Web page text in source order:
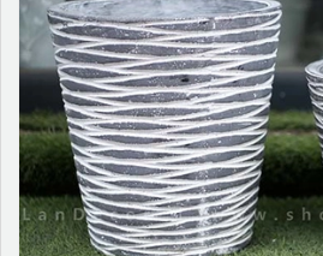
CÂY GIẢ TRANG TRÍ
TƯỜNG CÂY GIẢ KHĂN